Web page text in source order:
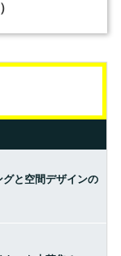
と空間デザインの